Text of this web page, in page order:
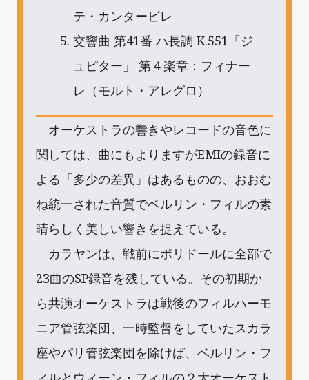
テ・カンタービレ
交響曲 第41番 ハ長調 K.551「ジ
ュピター」 第４楽章：フィナー
レ（モルト・アレグロ）
オーケストラの響きやレコードの音色に
関しては、曲にもよりますがEMIの録音に
よる「多少の差異」はあるものの、おおむ
ね統一された音質でベルリン・フィルの素
晴らしく美しい響きを捉えている。
カラヤンは、戦前にポリドールに全部で
23曲のSP録音を残している。その初期か
ら共演オーケストラは戦後のフィルハーモ
ニア管弦楽団、一時監督をしていたスカラ
座やパリ管弦楽団を除けば、ベルリン・フ